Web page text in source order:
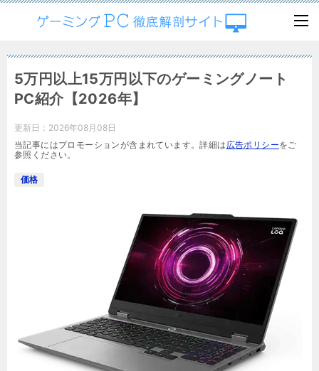
5万円以上15万円以下のゲーミングノート
PC紹介【2026年】
更新日： 2026年08月08日
当記事にはプロモーションが含まれています。詳細は 広告ポリシーをご
参照ください。
価格